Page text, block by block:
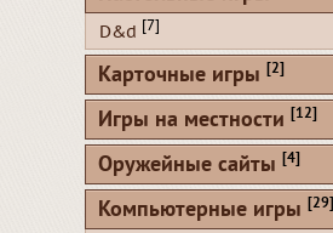
D&d [7]
Карточные игры [2]
Игры на местности [12]
Оружейные сайты [4]
Компьютерные игры [29]